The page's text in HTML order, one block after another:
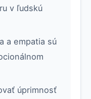
v ľudskú
a empatia sú
úprimnosť